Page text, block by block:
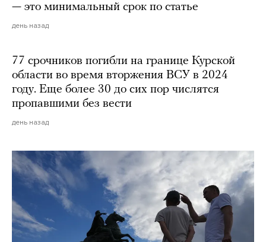
— это минимальный срок по статье
день назад
77 срочников погибли на границе Курской
области во время вторжения ВСУ в 2024
году. Еще более 30 до сих пор числятся
пропавшими без вести
день назад